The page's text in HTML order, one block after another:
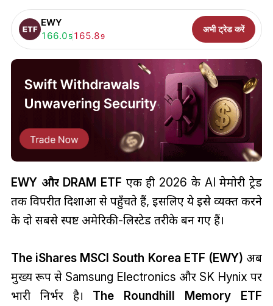
EWY
खरीदें:
166.0 5बेचें:
165.89
अभी ट्रेड करें
EWY और DRAM ETF एक ही 2026 के AI मेमोरी ट्रेड
तक विपरीत दिशाओं से पहुँचते हैं, इसलिए ये इसे व्यक्त करने
के दो सबसे स्पष्ट अमेरिकी-लिस्टेड तरीके बन गए हैं।
The iShares MSCI South Korea ETF (EWY) अब
मुख्य रूप से Samsung Electronics और SK Hynix पर
भारी निर्भर है। The Roundhill Memory ETF